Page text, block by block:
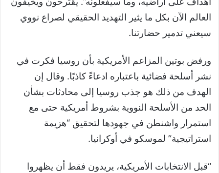
العالم الآن بكل ما يثير التهديد الحقيقي لصراع نووي
سيعني تدمير حضارتنا.
ورفض بوتين المزاعم الأمريكية بأن روسيا فكرت في
نشر أسلحة فضائية باعتباره ادعاءً كاذبًا. وقال إن
الهدف من ذلك هو جذب روسيا إلى محادثات بشأن
الحد من الأسلحة النووية بشروط أمريكية حتى مع
استمرار واشنطن في جهودها لتحقيق “هزيمة
استراتيجية” لموسكو في أوكرانيا.
“قبل الانتخابات الأمريكية، يريدون فقط أن يظهروا